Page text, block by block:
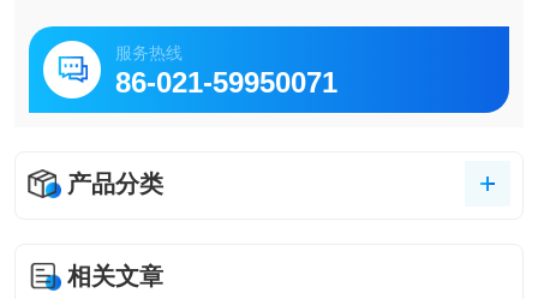
服务热线
86-021-59950071
产品分类
相关文章